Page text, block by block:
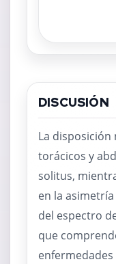
DISCUSIÓN
La
torácicos y
solitus,
en la
del espectro
que